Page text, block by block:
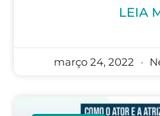
LEIA
março 24, 2022